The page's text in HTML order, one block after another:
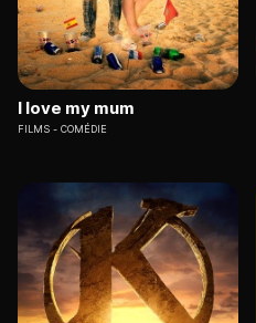
I love my mum
FILMS COMÉDIE